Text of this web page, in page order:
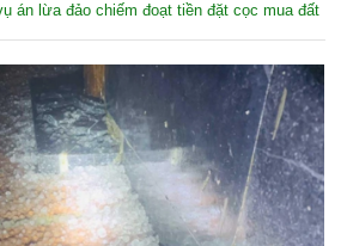
án lừa đảo chiếm đoạt tiền đặt cọc mua đất